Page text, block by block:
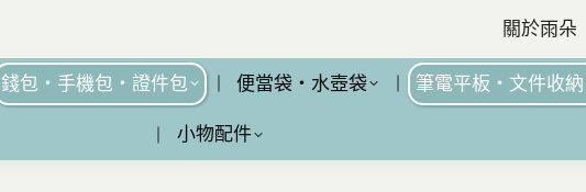
關於雨朵
錢包・手機包・證件包 便當袋・水壺袋 筆電平板・文件收納
小物配件